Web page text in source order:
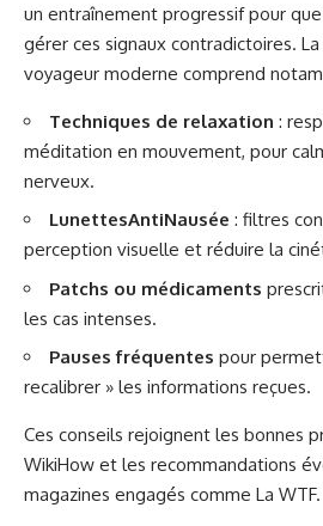
un entraînement progressif pour
gérer ces signaux contradictoires. La
voyageur moderne comprend
Techniques de relaxation :
méditation en mouvement, pour
nerveux.
LunettesAntiNausée : filtres
perception visuelle et réduire la
Patchs ou médicaments
les cas intenses.
Pauses fréquentes pour
recalibrer » les informations reçues.
Ces conseils rejoignent les bonnes
WikiHow et les recommandations
magazines engagés comme La WTF.